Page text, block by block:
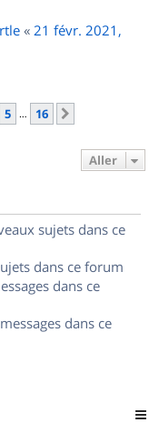
« 21 févr. 2021,
5 … 16
Aller
sujets dans ce
dans ce forum
dans ce
dans ce